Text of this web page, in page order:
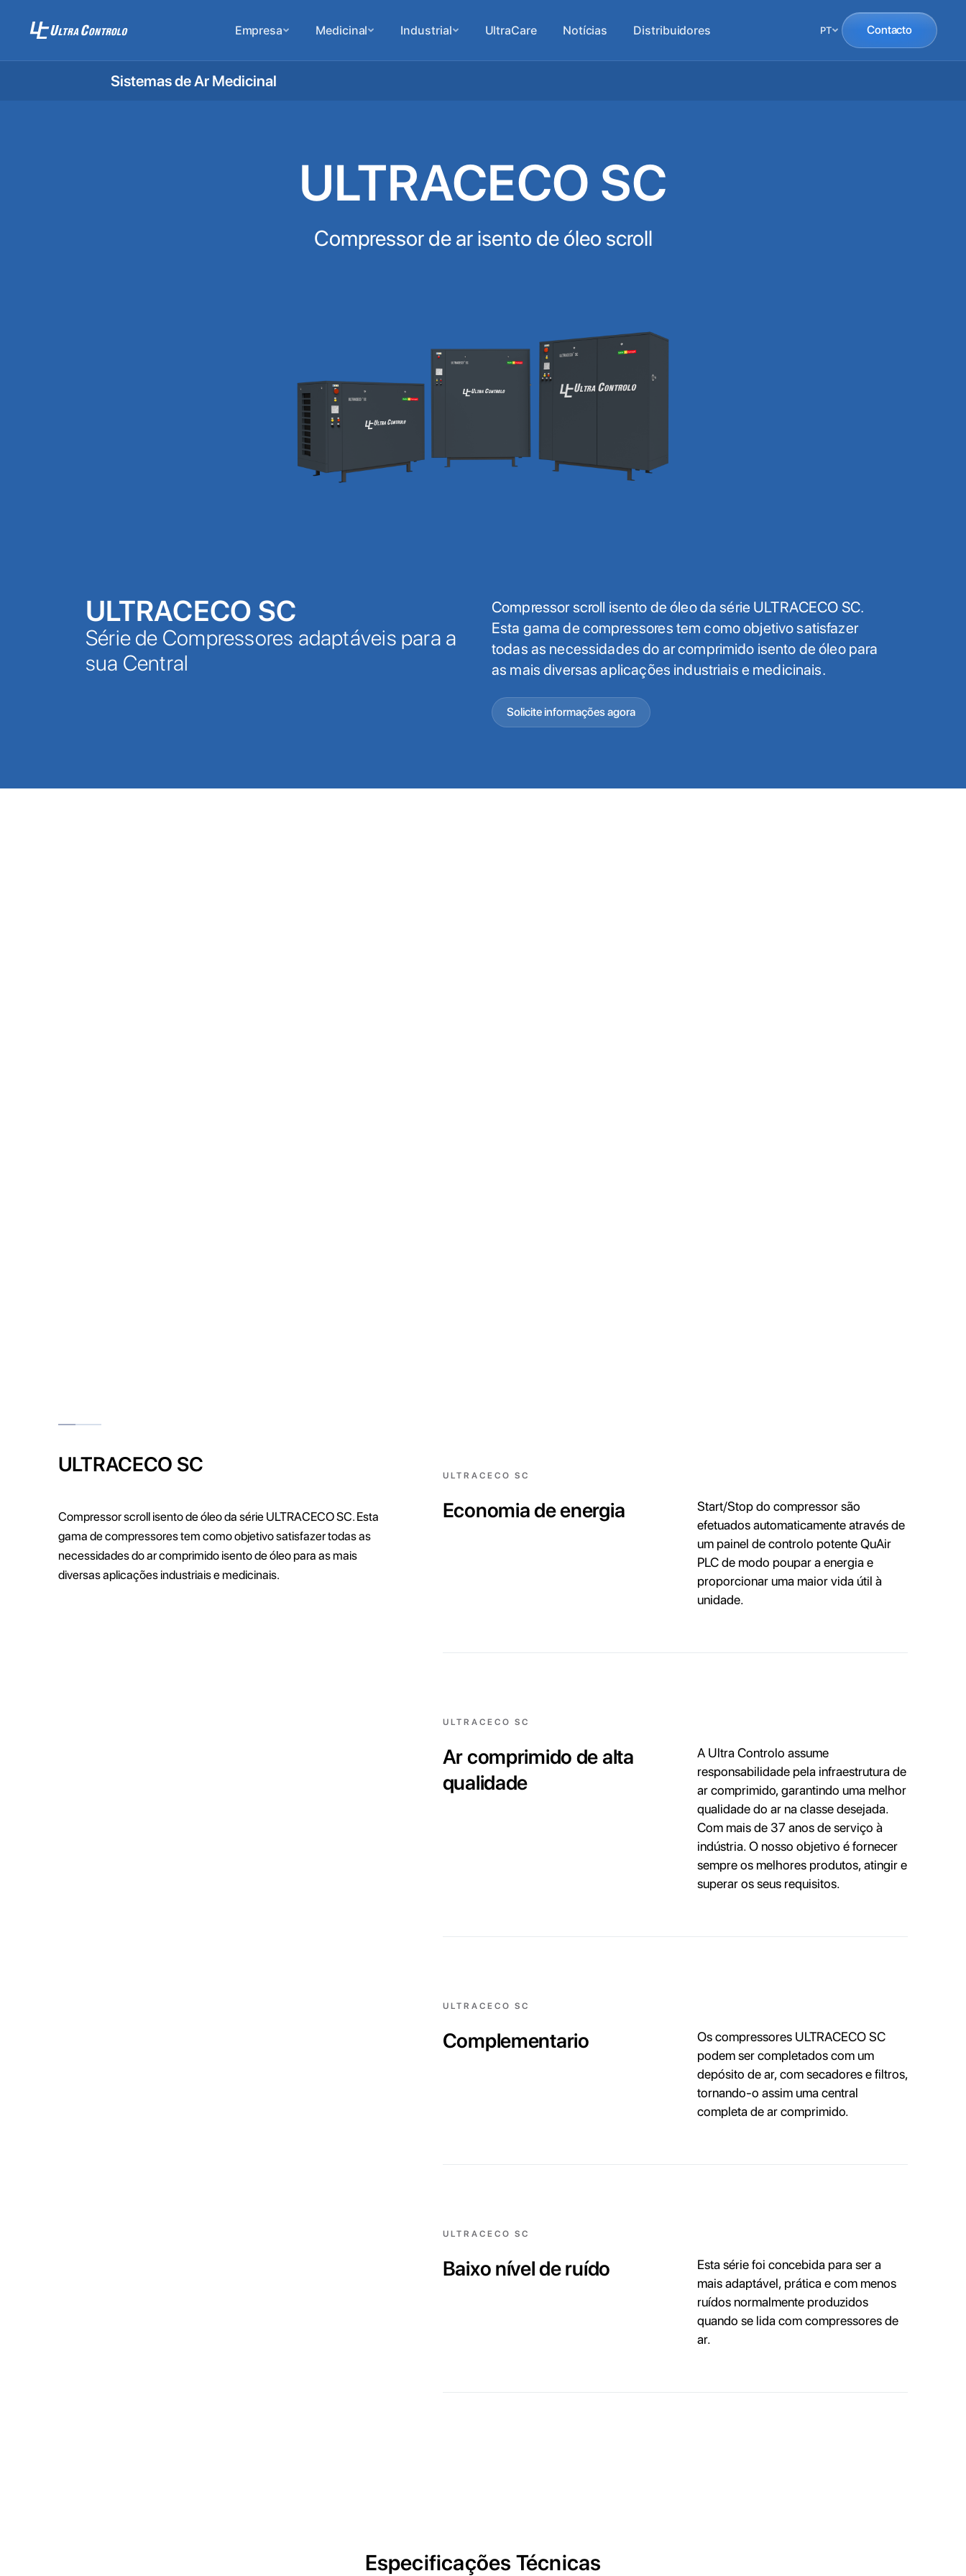
Empresa Medicinal Industrial UltraCare Notícias Distribuidores PT Contacto
Sistemas de Ar Medicinal
ULTRACECO SC
Compressor de ar isento de óleo scroll
ULTRACECO SC
Série de Compressores adaptáveis para a
sua Central
Compressor scroll isento de óleo da série ULTRACECO SC.
Esta gama de compressores tem como objetivo satisfazer
todas as necessidades do ar comprimido isento de óleo para
as mais diversas aplicações industriais e medicinais.
Solicite informações agora
ULTRACECO SC
Compressor scroll isento de óleo da série ULTRACECO SC. Esta
gama de compressores tem como objetivo satisfazer todas as
necessidades do ar comprimido isento de óleo para as mais
diversas aplicações industriais e medicinais.
ULTRACECO SC
Economia de energia
Start/Stop do compressor são
efetuados automaticamente através de
um painel de controlo potente QuAir
PLC de modo poupar a energia e
proporcionar uma maior vida útil à
unidade.
ULTRACECO SC
Ar comprimido de alta
qualidade
A Ultra Controlo assume
responsabilidade pela infraestrutura de
ar comprimido, garantindo uma melhor
qualidade do ar na classe desejada.
Com mais de 37 anos de serviço à
indústria. O nosso objetivo é fornecer
sempre os melhores produtos, atingir e
superar os seus requisitos.
ULTRACECO SC
Complementario
Os compressores ULTRACECO SC
podem ser completados com um
depósito de ar, com secadores e filtros,
tornando-o assim uma central
completa de ar comprimido.
ULTRACECO SC
Baixo nível de ruído
Esta série foi concebida para ser a
mais adaptável, prática e com menos
ruídos normalmente produzidos
quando se lida com compressores de
ar.
Especificações Técnicas